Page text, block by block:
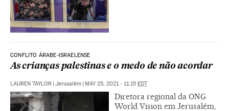
CONFLITO ÁRABE-ISRAELENSE
As crianças palestinas e o medo de não acordar
LAUREN TAYLOR | Jerusalém | MAY 25, 2021 - 11:15 EDT
Diretora regional da ONG
World Vision em Jerusalém,